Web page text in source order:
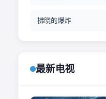
拂晓的爆炸
最新电视